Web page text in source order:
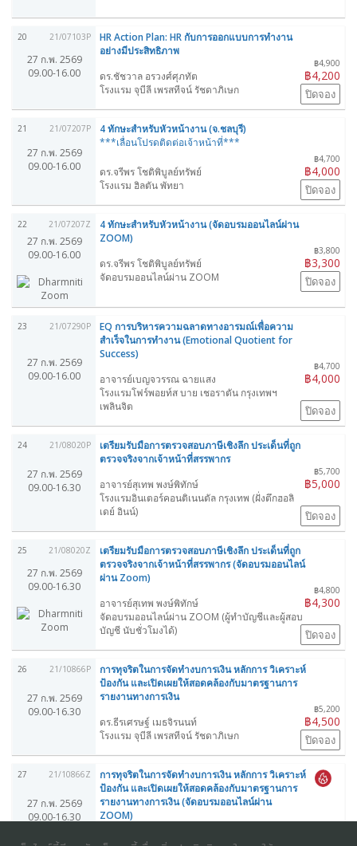
20 21/07103P
27 ก.พ. 2569
09.00-16.00
HR Action Plan: HR กับการออกแบบการทำงาน
อย่างมีประสิทธิภาพ
฿4,900
฿4,200
ดร.ชัชวาล อรวงศ์ศุภทัต
โรงแรม จุบีลี เพรสทีจน์ รัชดาภิเษก
ปิดจอง
21 21/07207P
27 ก.พ. 2569
09.00-16.00
4 ทักษะสำหรับหัวหน้างาน (จ.ชลบุรี)
***เลื่อนโปรดติดต่อเจ้าหน้าที่***
฿4,700
฿4,000
ดร.จรีพร โชติพิบูลย์ทรัพย์
โรงแรม ฮิลตัน พัทยา
ปิดจอง
22 21/07207Z
27 ก.พ. 2569
09.00-16.00
4 ทักษะสำหรับหัวหน้างาน (จัดอบรมออนไลน์ผ่าน
ZOOM)
฿3,800
฿3,300
ดร.จรีพร โชติพิบูลย์ทรัพย์
จัดอบรมออนไลน์ผ่าน ZOOM
ปิดจอง
23 21/07290P
27 ก.พ. 2569
09.00-16.00
EQ การบริหารความฉลาดทางอารมณ์เพื่อความ
สำเร็จในการทำงาน (Emotional Quotient for
Success)
฿4,700
฿4,000
อาจารย์เบญจวรรณ ฉายแสง
โรงแรมโฟร์พอยท์ส บาย เชอราตัน กรุงเทพฯ
เพลินจิต
ปิดจอง
24 21/08020P
27 ก.พ. 2569
09.00-16.30
เตรียมรับมือการตรวจสอบภาษีเชิงลึก ประเด็นที่ถูก
ตรวจจริงจากเจ้าหน้าที่สรรพากร
฿5,700
฿5,000
อาจารย์สุเทพ พงษ์พิทักษ์
โรงแรมอินเตอร์คอนติเนนตัล กรุงเทพ (ฝั่งตึกฮอลิ
เดย์ อินน์)
ปิดจอง
25 21/08020Z
27 ก.พ. 2569
09.00-16.30
เตรียมรับมือการตรวจสอบภาษีเชิงลึก ประเด็นที่ถูก
ตรวจจริงจากเจ้าหน้าที่สรรพากร (จัดอบรมออนไลน์
ผ่าน Zoom)
฿4,800
฿4,300
อาจารย์สุเทพ พงษ์พิทักษ์
จัดอบรมออนไลน์ผ่าน ZOOM (ผู้ทำบัญชีและผู้สอบ
บัญชี นับชั่วโมงได้)
ปิดจอง
26 21/10866P
27 ก.พ. 2569
09.00-16.30
การทุจริตในการจัดทำงบการเงิน หลักการ วิเคราะห์
ป้องกัน และเปิดเผยให้สอดคล้องกับมาตรฐานการ
รายงานทางการเงิน
฿5,200
฿4,500
ดร.ธีรเศรษฐ์ เมธจิรนนท์
โรงแรม จุบีลี เพรสทีจน์ รัชดาภิเษก
ปิดจอง
27 21/10866Z
27 ก.พ. 2569
09.00-16.30
การทุจริตในการจัดทำงบการเงิน หลักการ วิเคราะห์
ป้องกัน และเปิดเผยให้สอดคล้องกับมาตรฐานการ
รายงานทางการเงิน (จัดอบรมออนไลน์ผ่าน
ZOOM)
ดร.ธีรเศรษฐ์ เมธจิรนนท์